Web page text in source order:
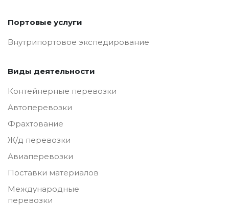
Портовые услуги
Внутрипортовое экспедирование
Виды деятельности
Контейнерные перевозки
Автоперевозки
Фрахтование
Ж/д перевозки
Авиаперевозки
Поставки материалов
Международные
перевозки